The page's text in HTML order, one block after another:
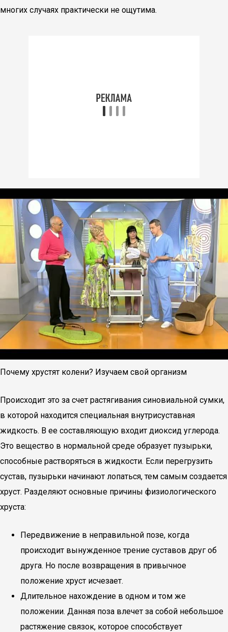
многих случаях практически не ощутима.
Почему хрустят колени? Изучаем свой организм
Происходит это за счет растягивания синовиальной сумки,
в которой находится специальная внутрисуставная
жидкость. В ее составляющую входит диоксид углерода.
Это вещество в нормальной среде образует пузырьки,
способные растворяться в жидкости. Если перегрузить
сустав, пузырьки начинают лопаться, тем самым создается
хруст. Разделяют основные причины физиологического
хруста:
Передвижение в неправильной позе, когда
происходит вынужденное трение суставов друг об
друга. Но после возвращения в привычное
положение хруст исчезает.
Длительное нахождение в одном и том же
положении. Данная поза влечет за собой небольшое
растяжение связок, которое способствует